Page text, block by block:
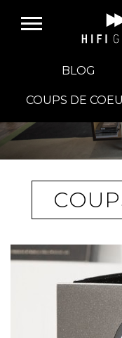
E-BOUTIQUE
HIFI GROUP
MAGASINS
BANCS D'ESSAI
BLOG
COUPS DE